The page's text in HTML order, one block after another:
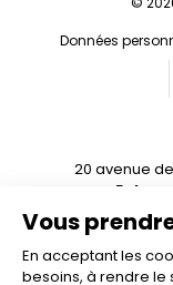
Vous
En acceptant les
besoins, à rendre le
Données
20 avenue de